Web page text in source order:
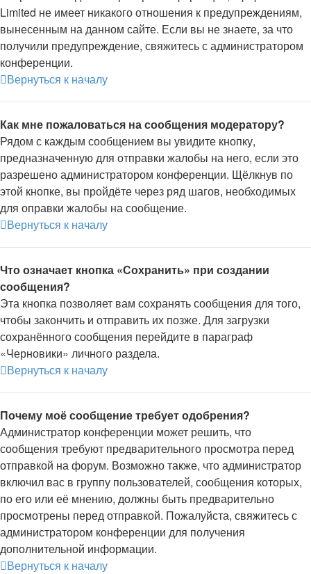
Limited не имеет никакого отношения к предупреждениям,
вынесенным на данном сайте. Если вы не знаете, за что
получили предупреждение, свяжитесь с администратором
конференции.
Вернуться к началу
Как мне пожаловаться на сообщения модератору?
Рядом с каждым сообщением вы увидите кнопку,
предназначенную для отправки жалобы на него, если это
разрешено администратором конференции. Щёлкнув по
этой кнопке, вы пройдёте через ряд шагов, необходимых
для оправки жалобы на сообщение.
Вернуться к началу
Что означает кнопка «Сохранить» при создании
сообщения?
Эта кнопка позволяет вам сохранять сообщения для того,
чтобы закончить и отправить их позже. Для загрузки
сохранённого сообщения перейдите в параграф
«Черновики» личного раздела.
Вернуться к началу
Почему моё сообщение требует одобрения?
Администратор конференции может решить, что
сообщения требуют предварительного просмотра перед
отправкой на форум. Возможно также, что администратор
включил вас в группу пользователей, сообщения которых,
по его или её мнению, должны быть предварительно
просмотрены перед отправкой. Пожалуйста, свяжитесь с
администратором конференции для получения
дополнительной информации.
Вернуться к началу